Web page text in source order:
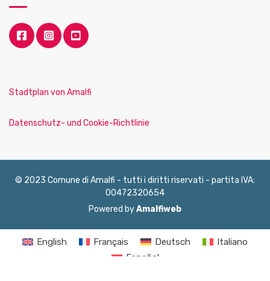
Stadtplan von Amalfi
Datenschutz- und Cookie-Richtlinie
© 2023 Comune di Amalfi - tutti i diritti riservati - partita IVA:
00472320654
Powered byAmalfiweb
English Français Deutsch
Italiano
Español